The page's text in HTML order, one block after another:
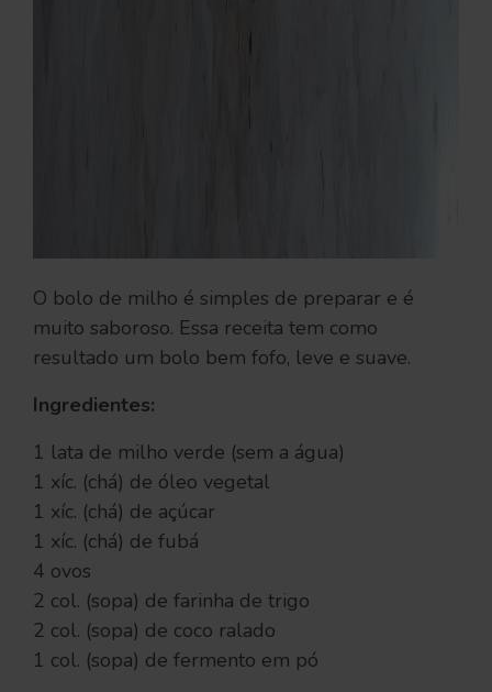
O bolo de milho é simples de preparar e é
muito saboroso. Essa receita tem como
resultado um bolo bem fofo, leve e suave.
Ingredientes:
1 lata de milho verde (sem a água)
1 xíc. (chá) de óleo vegetal
1 xíc. (chá) de açúcar
1 xíc. (chá) de fubá
4 ovos
2 col. (sopa) de farinha de trigo
2 col. (sopa) de coco ralado
1 col. (sopa) de fermento em pó